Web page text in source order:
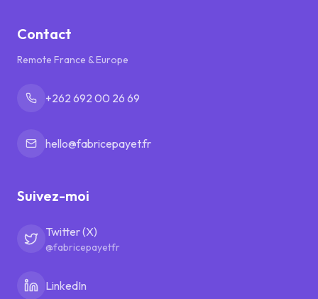
Contact
Remote France & Europe
+262 692 00 26 69
hello@fabricepayet.fr
Suivez-moi
Twitter (X)
@fabricepayetfr
LinkedIn